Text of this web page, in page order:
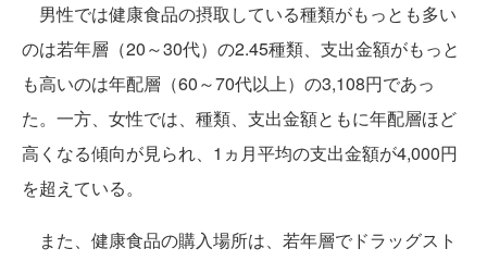
男性では健康食品の摂取している種類がもっとも多い
のは若年層（20～30代）の2.45種類、支出金額がもっと
も高いのは年配層（60～70代以上）の3,108円であっ
た。一方、女性では、種類、支出金額ともに年配層ほど
高くなる傾向が見られ、1ヵ月平均の支出金額が4,000円
を超えている。
また、健康食品の購入場所は、若年層でドラッグスト